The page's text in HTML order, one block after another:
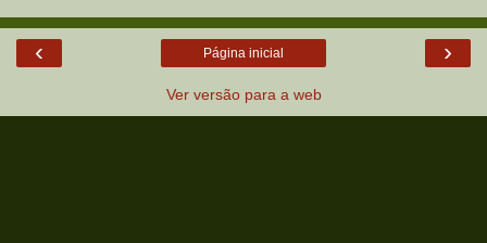
‹ ›
Página inicial
Ver versão para a web